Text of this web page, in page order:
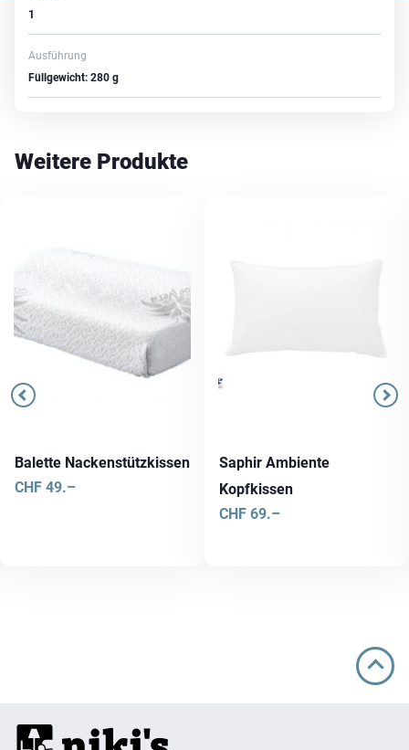
1
Ausführung
Füllgewicht: 280 g
Weitere Produkte
Balette Nackenstützkissen
CHF 49.–
Saphir Ambiente
Kopfkissen
CHF 69.–